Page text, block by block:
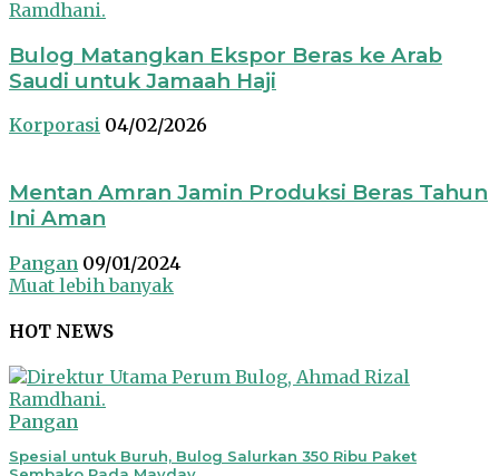
Bulog Matangkan Ekspor Beras ke Arab
Saudi untuk Jamaah Haji
Korporasi 04/02/2026
Mentan Amran Jamin Produksi Beras Tahun
Ini Aman
Pangan 09/01/2024
Muat lebih banyak
HOT NEWS
Pangan
Spesial untuk Buruh, Bulog Salurkan 350 Ribu Paket